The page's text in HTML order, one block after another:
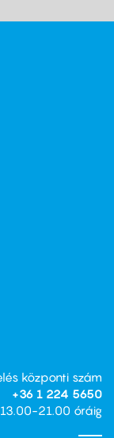
központi szám
+36 1 224 5650
21.00 óráig